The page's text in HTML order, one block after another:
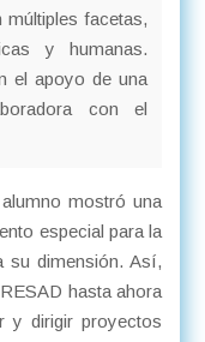
facetas,
y humanas.
el apoyo de una
con el
mostró una
especial para la
su dimensión. Así,
hasta ahora
y dirigir proyectos